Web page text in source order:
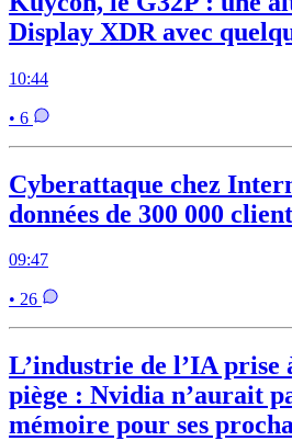
Display XDR avec
10:44
• 6
Cyberattaque chez
données de 300 000
09:47
• 26
L’industrie de l’IA prise
piège : Nvidia n’aurait
mémoire pour ses